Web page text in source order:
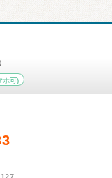
ホ可)